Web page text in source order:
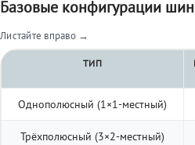
Базовые конфигурации
Листайте вправо →
ТИП
Однополюсный (1×1-местный)
Трёхполюсный (3×2-местный)